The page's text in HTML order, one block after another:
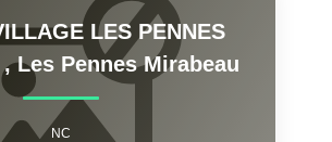
LES PENNES
,Les Pennes Mirabeau
NC